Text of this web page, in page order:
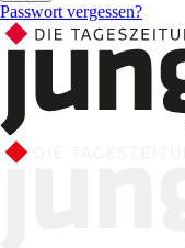
Passwort vergessen?